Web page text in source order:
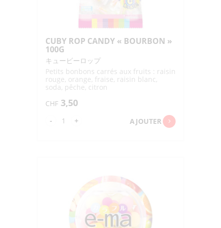
CUBY ROP CANDY « BOURBON »
100G
キュービーロップ
Petits bonbons carrés aux fruits : raisin
rouge, orange, fraise, raisin blanc,
soda, pêche, citron
CHF 3,50
-
quantité
"BOURBON"
+ AJOUTER